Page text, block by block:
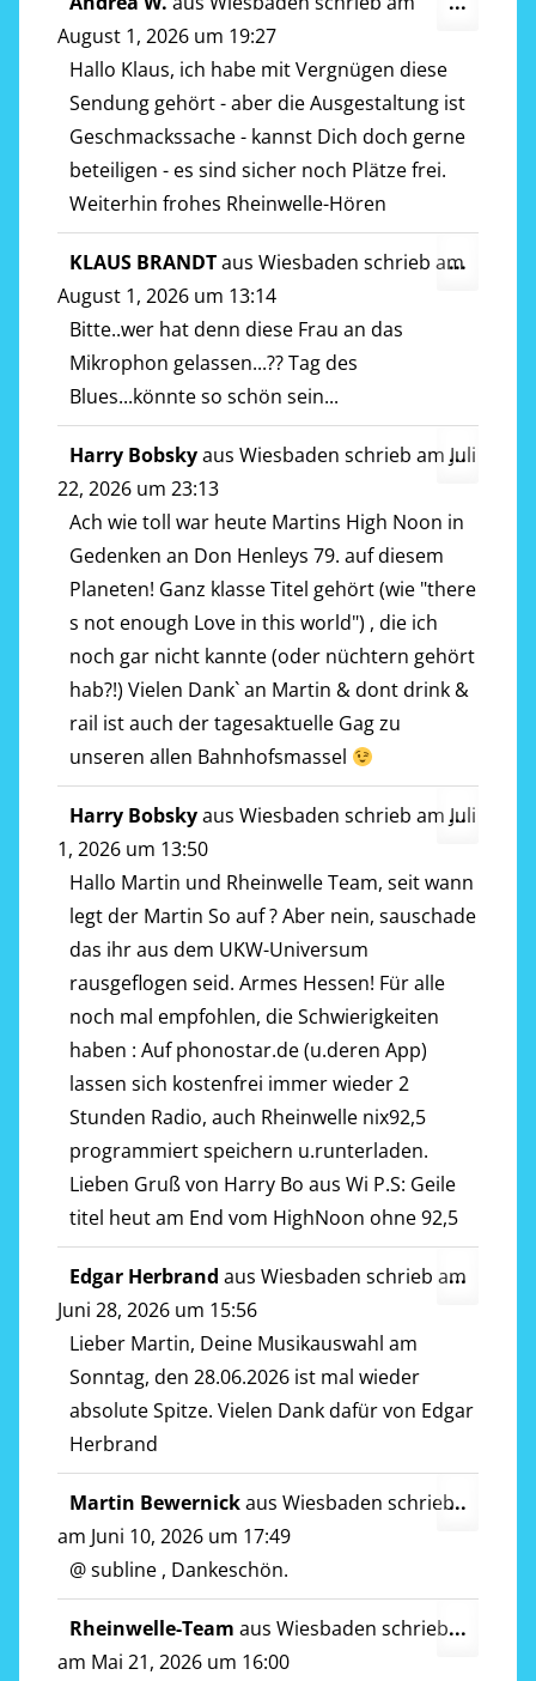
August 1, 2026 um 19:27
Hallo Klaus, ich habe mit Vergnügen diese
Sendung gehört - aber die Ausgestaltung ist
Geschmackssache - kannst Dich doch gerne
beteiligen - es sind sicher noch Plätze frei.
Weiterhin frohes Rheinwelle-Hören
KLAUS BRANDTaus Wiesbaden schrieb am
August 1, 2026 um 13:14
Bitte..wer hat denn diese Frau an das
Mikrophon gelassen...?? Tag des
Blues...könnte so schön sein...
...
Harry Bobskyaus Wiesbaden schrieb am Juli
22, 2026 um 23:13
Ach wie toll war heute Martins High Noon in
Gedenken an Don Henleys 79. auf diesem
Planeten! Ganz klasse Titel gehört (wie "there
s not enough Love in this world") , die ich
noch gar nicht kannte (oder nüchtern gehört
hab?!) Vielen Dank` an Martin & dont drink &
rail ist auch der tagesaktuelle Gag zu
unseren allen Bahnhofsmassel
...Diese
Harry Bobskyaus Wiesbaden schrieb am Juli
1, 2026 um 13:50
Hallo Martin und Rheinwelle Team, seit wann
legt der Martin So auf ? Aber nein, sauschade
das ihr aus dem UKW-Universum
rausgeflogen seid. Armes Hessen! Für alle
noch mal empfohlen, die Schwierigkeiten
haben : Auf phonostar.de (u.deren App)
lassen sich kostenfrei immer wieder 2
Stunden Radio, auch Rheinwelle nix92,5
programmiert speichern u.runterladen.
Lieben Gruß von Harry Bo aus Wi P.S: Geile
titel heut am End vom HighNoon ohne 92,5
...Diese
ein-/
Edgar Herbrand aus Wiesbaden schrieb am
Juni 28, 2026 um 15:56
Lieber Martin, Deine Musikauswahl am
Sonntag, den 28.06.2026 ist mal wieder
absolute Spitze. Vielen Dank dafür von Edgar
Herbrand
...
Martin Bewernickaus Wiesbaden schrieb
am Juni 10, 2026 um 17:49
@ subline , Dankeschön.
...
Rheinwelle-Team aus Wiesbaden schrieb
am Mai 21, 2026 um 16:00
...